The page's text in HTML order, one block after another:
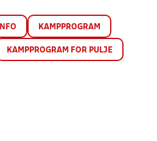
INFO KAMPPROGRAM
KAMPPROGRAM FOR PULJE